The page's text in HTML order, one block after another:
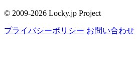
周辺の停留所
© 2009-2026 Locky.jp Project
プライバシーポリシー お問い合わせ